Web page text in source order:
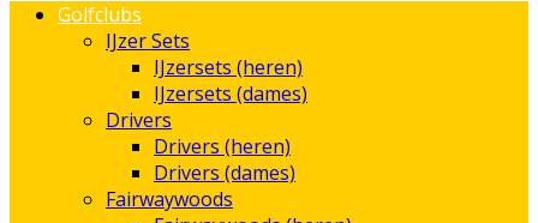
Golfclubs
IJzer Sets
IJzersets (heren)
IJzersets (dames)
Drivers
Drivers (heren)
Drivers (dames)
Fairwaywoods